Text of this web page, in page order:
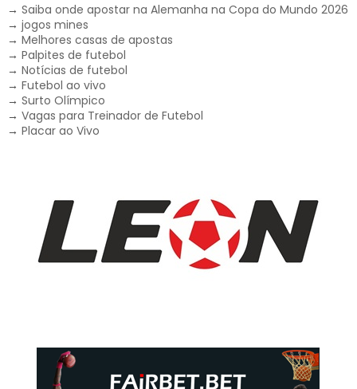
→ Saiba onde apostar na Alemanha na Copa do Mundo 2026
→ jogos mines
→ Melhores casas de apostas
→ Palpites de futebol
→ Notícias de futebol
→ Futebol ao vivo
→ Surto Olímpico
→ Vagas para Treinador de Futebol
→ Placar ao Vivo